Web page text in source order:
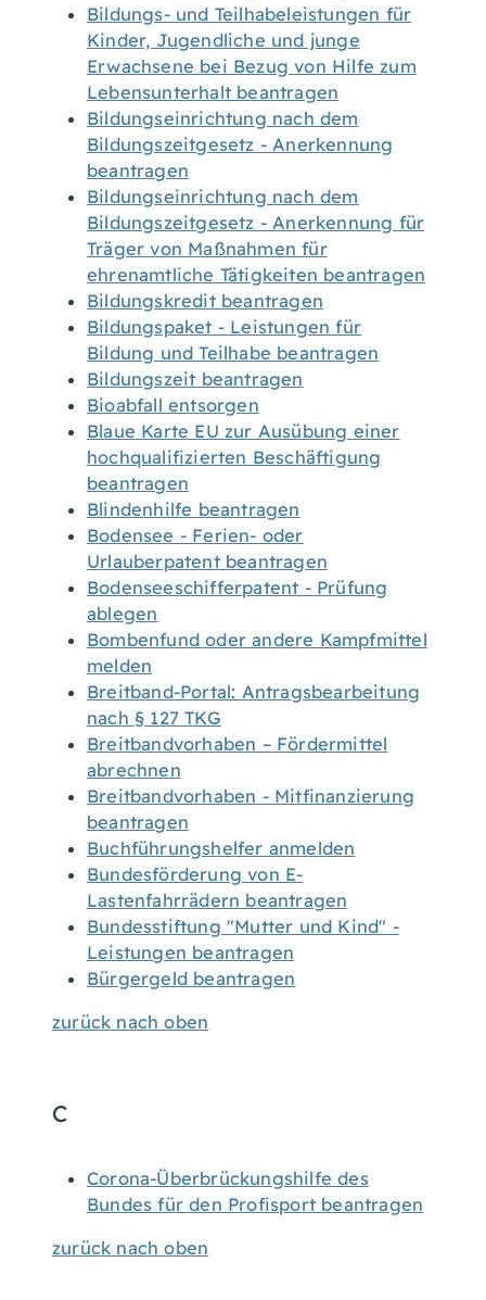
Bildungs- und Teilhabeleistungen für
Kinder, Jugendliche und junge
Erwachsene bei Bezug von Hilfe zum
Lebensunterhalt beantragen
Bildungseinrichtung nach dem
Bildungszeitgesetz - Anerkennung
beantragen
Bildungseinrichtung nach dem
Bildungszeitgesetz - Anerkennung für
Träger von Maßnahmen für
ehrenamtliche Tätigkeiten beantragen
Bildungskredit beantragen
Bildungspaket - Leistungen für
Bildung und Teilhabe beantragen
Bildungszeit beantragen
Bioabfall entsorgen
Blaue Karte EU zur Ausübung einer
hochqualifizierten Beschäftigung
beantragen
Blindenhilfe beantragen
Bodensee - Ferien- oder
Urlauberpatent beantragen
Bodenseeschifferpatent - Prüfung
ablegen
Bombenfund oder andere Kampfmittel
melden
Breitband-Portal: Antragsbearbeitung
nach § 127 TKG
Breitbandvorhaben – Fördermittel
abrechnen
Breitbandvorhaben - Mitfinanzierung
beantragen
Buchführungshelfer anmelden
Bundesförderung von E-
Lastenfahrrädern beantragen
Bundesstiftung "Mutter und Kind" -
Leistungen beantragen
Bürgergeld beantragen
zurück nach oben
C
Corona-Überbrückungshilfe des
Bundes für den Profisport beantragen
zurück nach oben